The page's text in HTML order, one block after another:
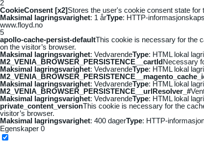
2
CookieConsent [x2]Stores the user's cookie consent state for
Maksimal lagringsvarighet: 1 årType: HTTP-
www.floyd.no
5
apollo-cache-persist-defaultThis cookie is necessary for the
on the visitor’s browser.
Maksimal lagringsvarighet: VedvarendeType: HTML lokal
M2_VENIA_BROWSER_PERSISTENCE__cartIdNecessary
Maksimal lagringsvarighet: VedvarendeType: HTML lokal
Maksimal lagringsvarighet: VedvarendeType: HTML lokal
M2_VENIA_BROWSER_PERSISTENCE__urlResolver_#
Maksimal lagringsvarighet: VedvarendeType: HTML lokal
private_content_versionThis cookie is necessary for the
visitor’s browser.
Maksimal lagringsvarighet: 400 dagerType: HTTP-
Egenskaper 0